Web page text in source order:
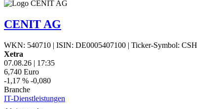
CENIT AG
WKN: 540710 | ISIN: DE0005407100 | Ticker-Symbol: CSH
Xetra
07.08.26 | 17:35
6,740 Euro
-1,17 % -0,080
Branche
IT-Dienstleistungen